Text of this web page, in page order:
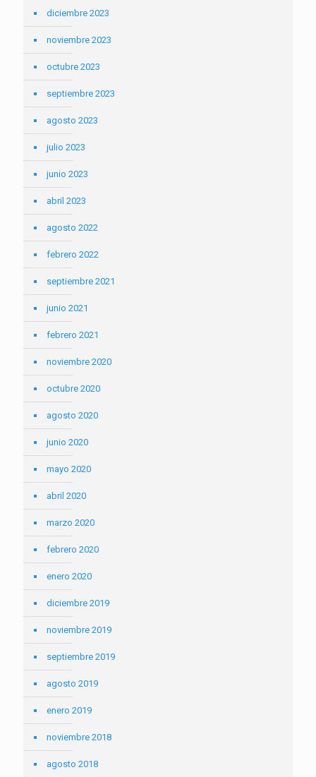
diciembre 2023
noviembre 2023
octubre 2023
septiembre 2023
agosto 2023
julio 2023
junio 2023
abril 2023
agosto 2022
febrero 2022
septiembre 2021
junio 2021
febrero 2021
noviembre 2020
octubre 2020
agosto 2020
junio 2020
mayo 2020
abril 2020
marzo 2020
febrero 2020
enero 2020
diciembre 2019
noviembre 2019
septiembre 2019
agosto 2019
enero 2019
noviembre 2018
agosto 2018